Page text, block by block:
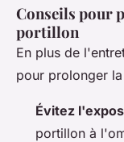
Conseils pour
portillon
En plus de
pour prolonger
Évitez
portillon à